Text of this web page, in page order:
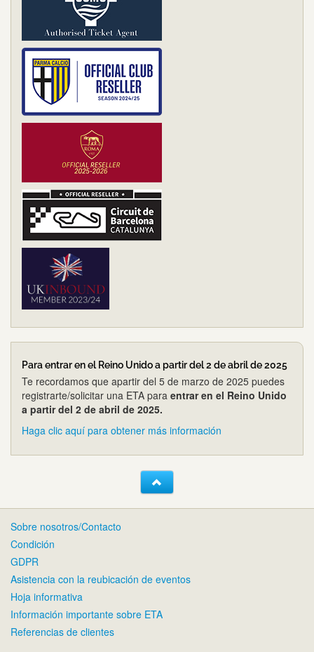
Para entrar en el Reino Unido a partir del 2 de abril de 2025
Te recordamos que apartir del 5 de marzo de 2025 puedes
registrarte/solicitar una ETA para entrar en el Reino Unido
a partir del 2 de abril de 2025.
Haga clic aquí para obtener más información
Sobre nosotros/Contacto
Condición
GDPR
Asistencia con la reubicación de eventos
Hoja informativa
Información importante sobre ETA
Referencias de clientes